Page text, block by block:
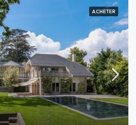
ACHETER